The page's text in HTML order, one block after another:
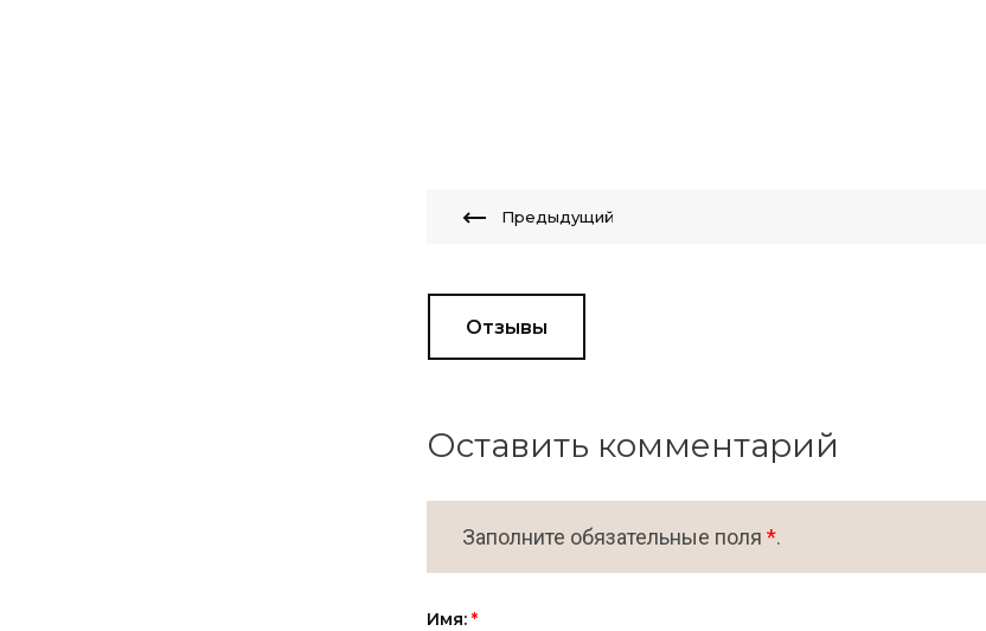
Предыдущий
Отзывы
Оставить комментарий
Заполните обязательные поля *.
Имя: *